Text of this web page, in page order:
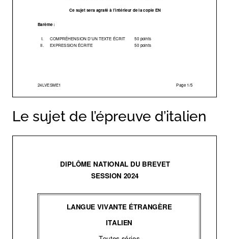
Le sujet de l’épreuve d’italien